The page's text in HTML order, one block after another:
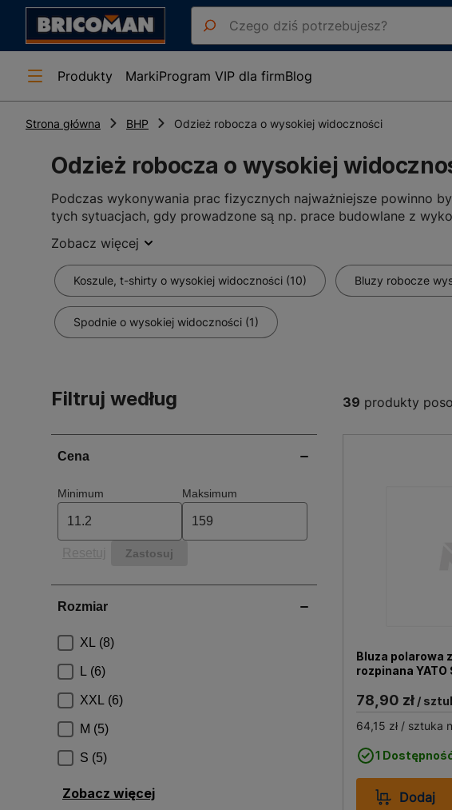
Produkty MarkiProgram VIP dla firmBlog
Strona główna BHP Odzież robocza o wysokiej widoczności
Odzież robocza o wysokiej
Podczas wykonywania prac fizycznych najważniejsze powinno
tych sytuacjach, gdy prowadzone są np. prace budowlane z
o wysokiej widoczności.
W tym dziale znajdziesz wszystkie ubrania w jaskrawych,
kurtki oraz spodnie. Wyróżnia je nie tylko intensywna barwa,
poziom bezpieczeństwa również po zmroku.
każdym gospodarstwie domowym. Jeśli np. Twoje dziecko
zakładało je na odzież wierzchnią. Kamizelka po złożeniu
Zobacz więcej
Koszule, t-shirty o wysokiej widoczności (10) Bluzy robocze
Spodnie o wysokiej widoczności (1)
Filtruj według
Zobacz więcej
39 produkty
Bluza polarowa
rozpinana YATO
78,90 zł/
64,15 zł/ sztuka
1
Dodaj